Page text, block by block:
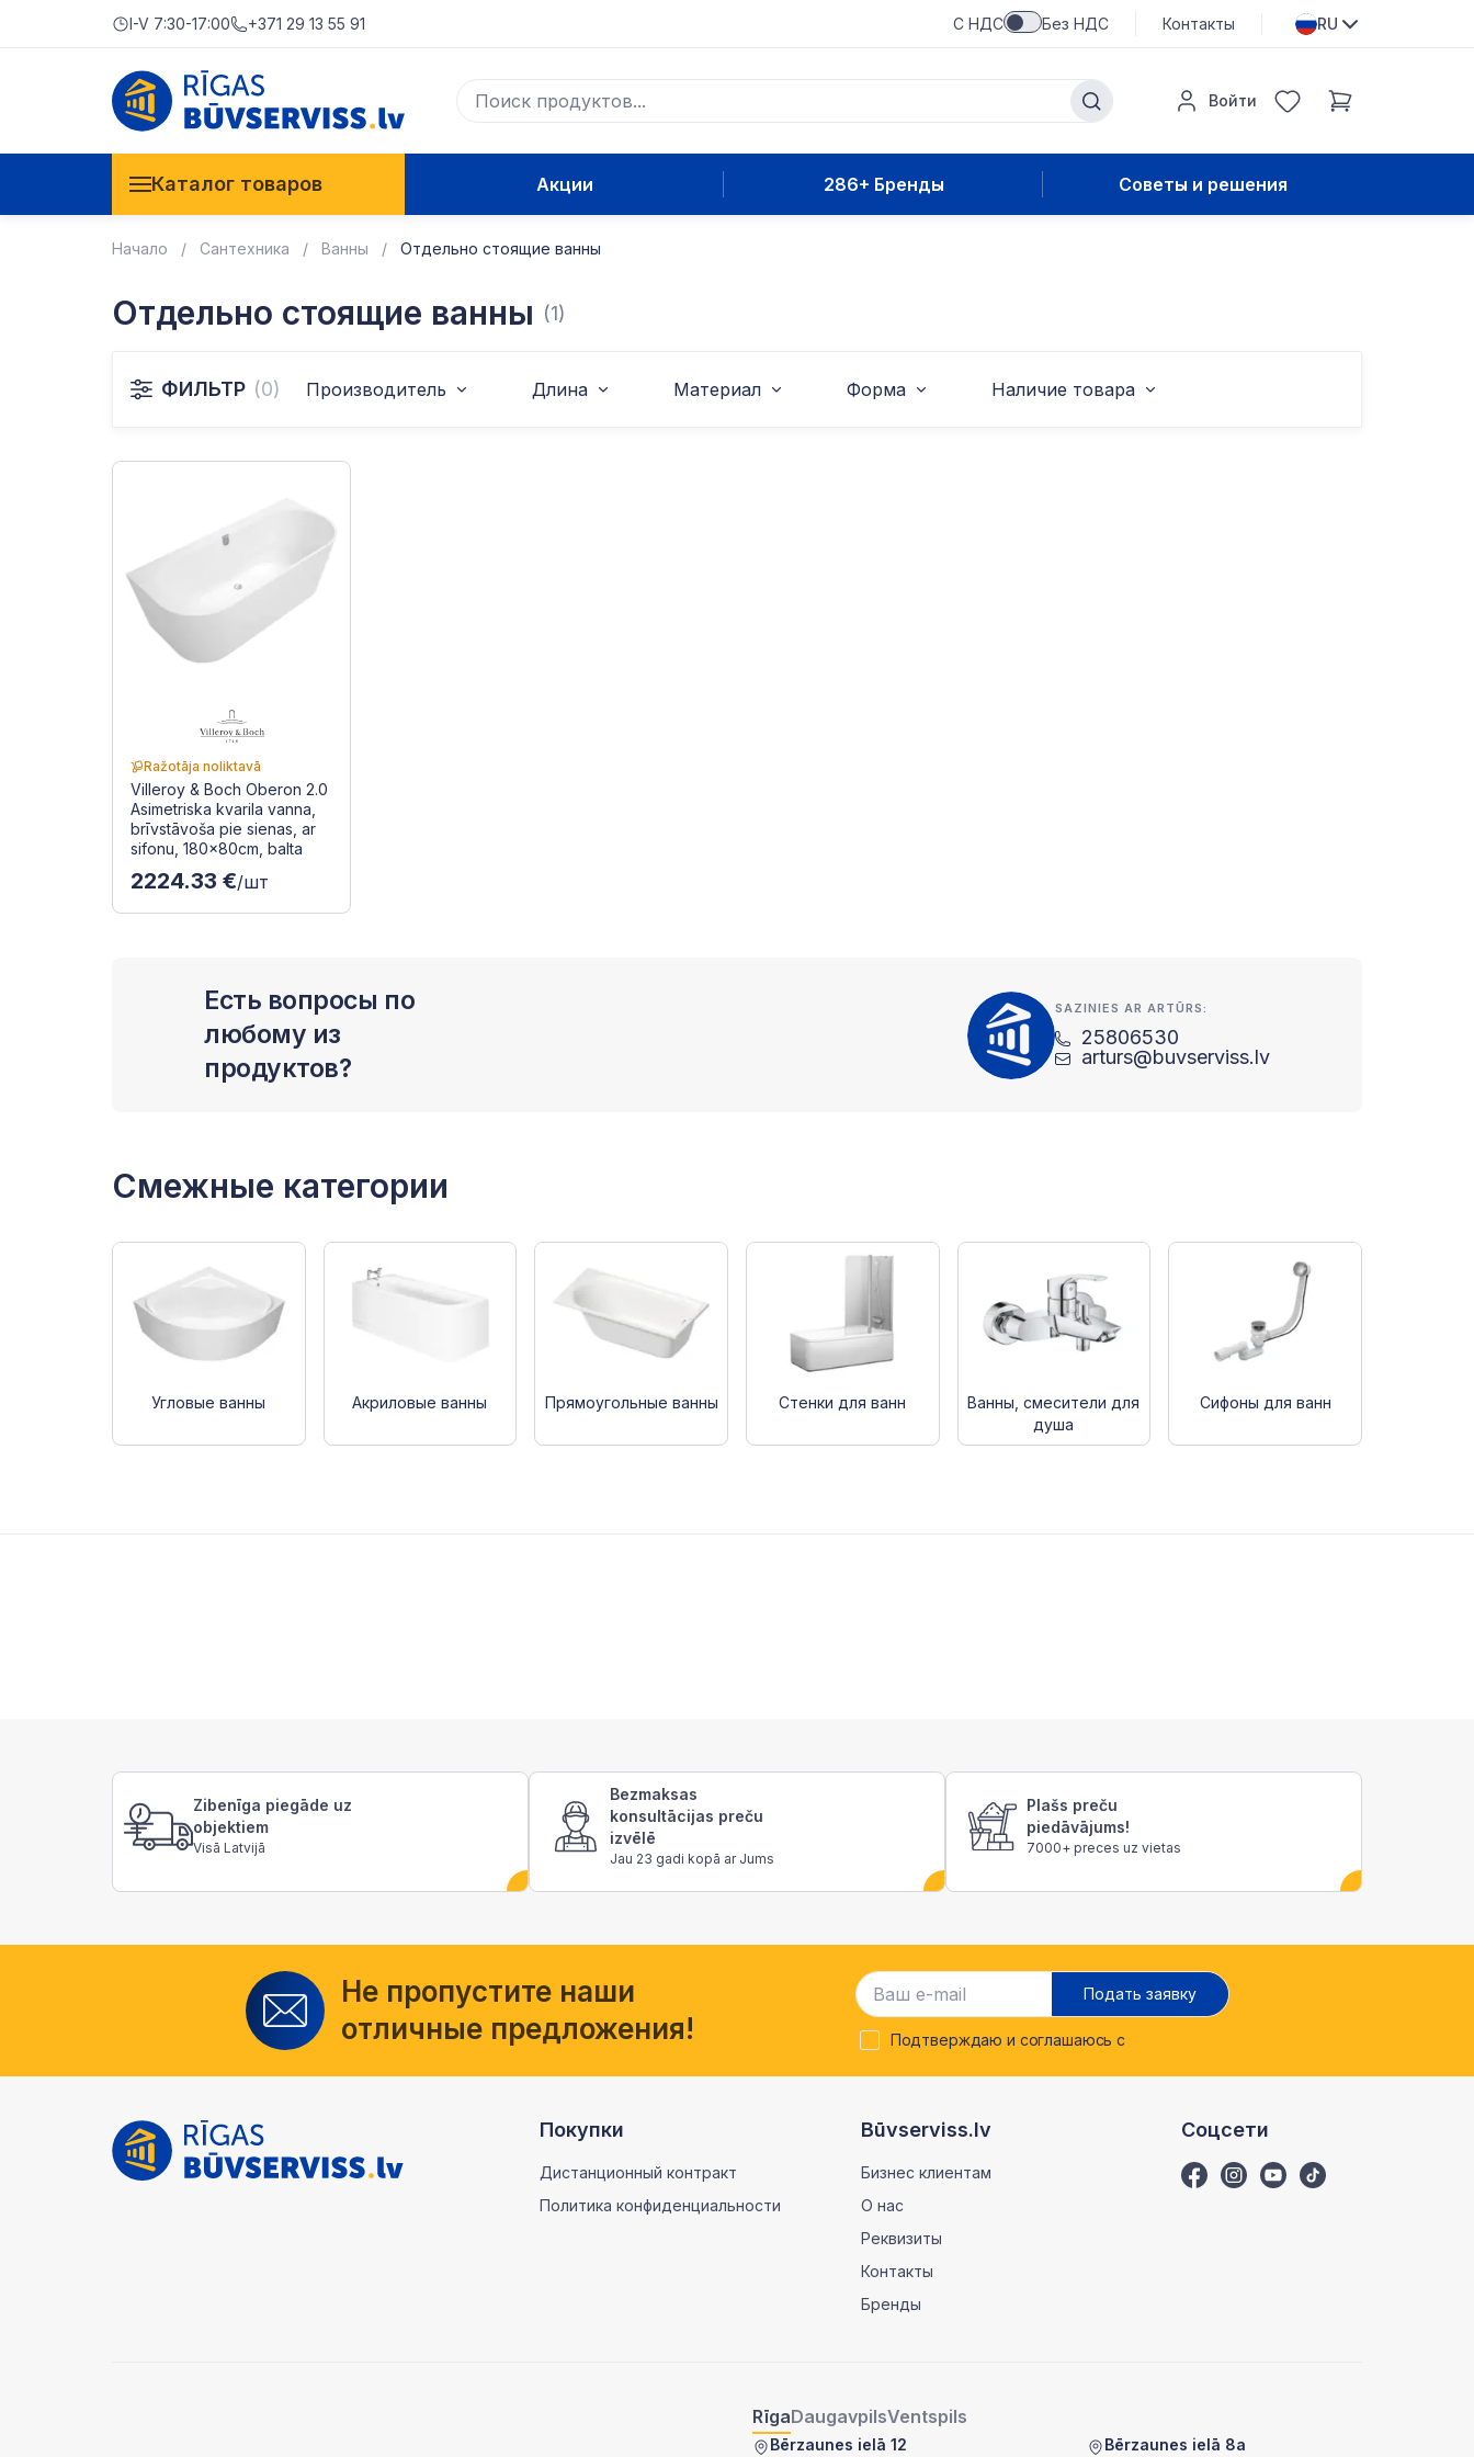
I-V 7:30-17:00 +371 29 13 55 91 С НДС Без НДС Контакты RU
Войти
Каталог товаров Акции 286+ Бренды Советы и решения
Начало Сантехника Ванны Отдельно стоящие ванны
Отдельно стоящие ванны (1)
ФИЛЬТР (0) Производитель Длина Материал Форма Наличие товара
Ražotāja noliktavā
Villeroy & Boch Oberon 2.0
Asimetriska kvarila vanna,
brīvstāvoša pie sienas, ar
sifonu, 180x80cm, balta
2224.33 €/шт
Есть вопросы по
любому из
продуктов?
SAZINIES AR ARTŪRS:
25806530
arturs@buvserviss.lv
Смежные категории
Угловые ванны Акриловые ванны Прямоугольные ванны Стенки для ванн
Ванны, смесители для
душа
Сифоны для ванн
Zibenīga piegāde uz
objektiem
Visā Latvijā
Bezmaksas
konsultācijas preču
izvēlē
Jau 23 gadi kopā ar Jums
Plašs preču
piedāvājums!
7000+ preces uz vietas
Не пропустите наши
отличные предложения!
Подать заявку
Подтверждаю и соглашаюсь с
Покупки
Дистанционный контракт
Политика конфиденциальности
Būvserviss.lv
Бизнес клиентам
О нас
Реквизиты
Контакты
Бренды
Соцсети
RīgaDaugavpilsVentspils
Bērzaunes ielā 12 Bērzaunes ielā 8a